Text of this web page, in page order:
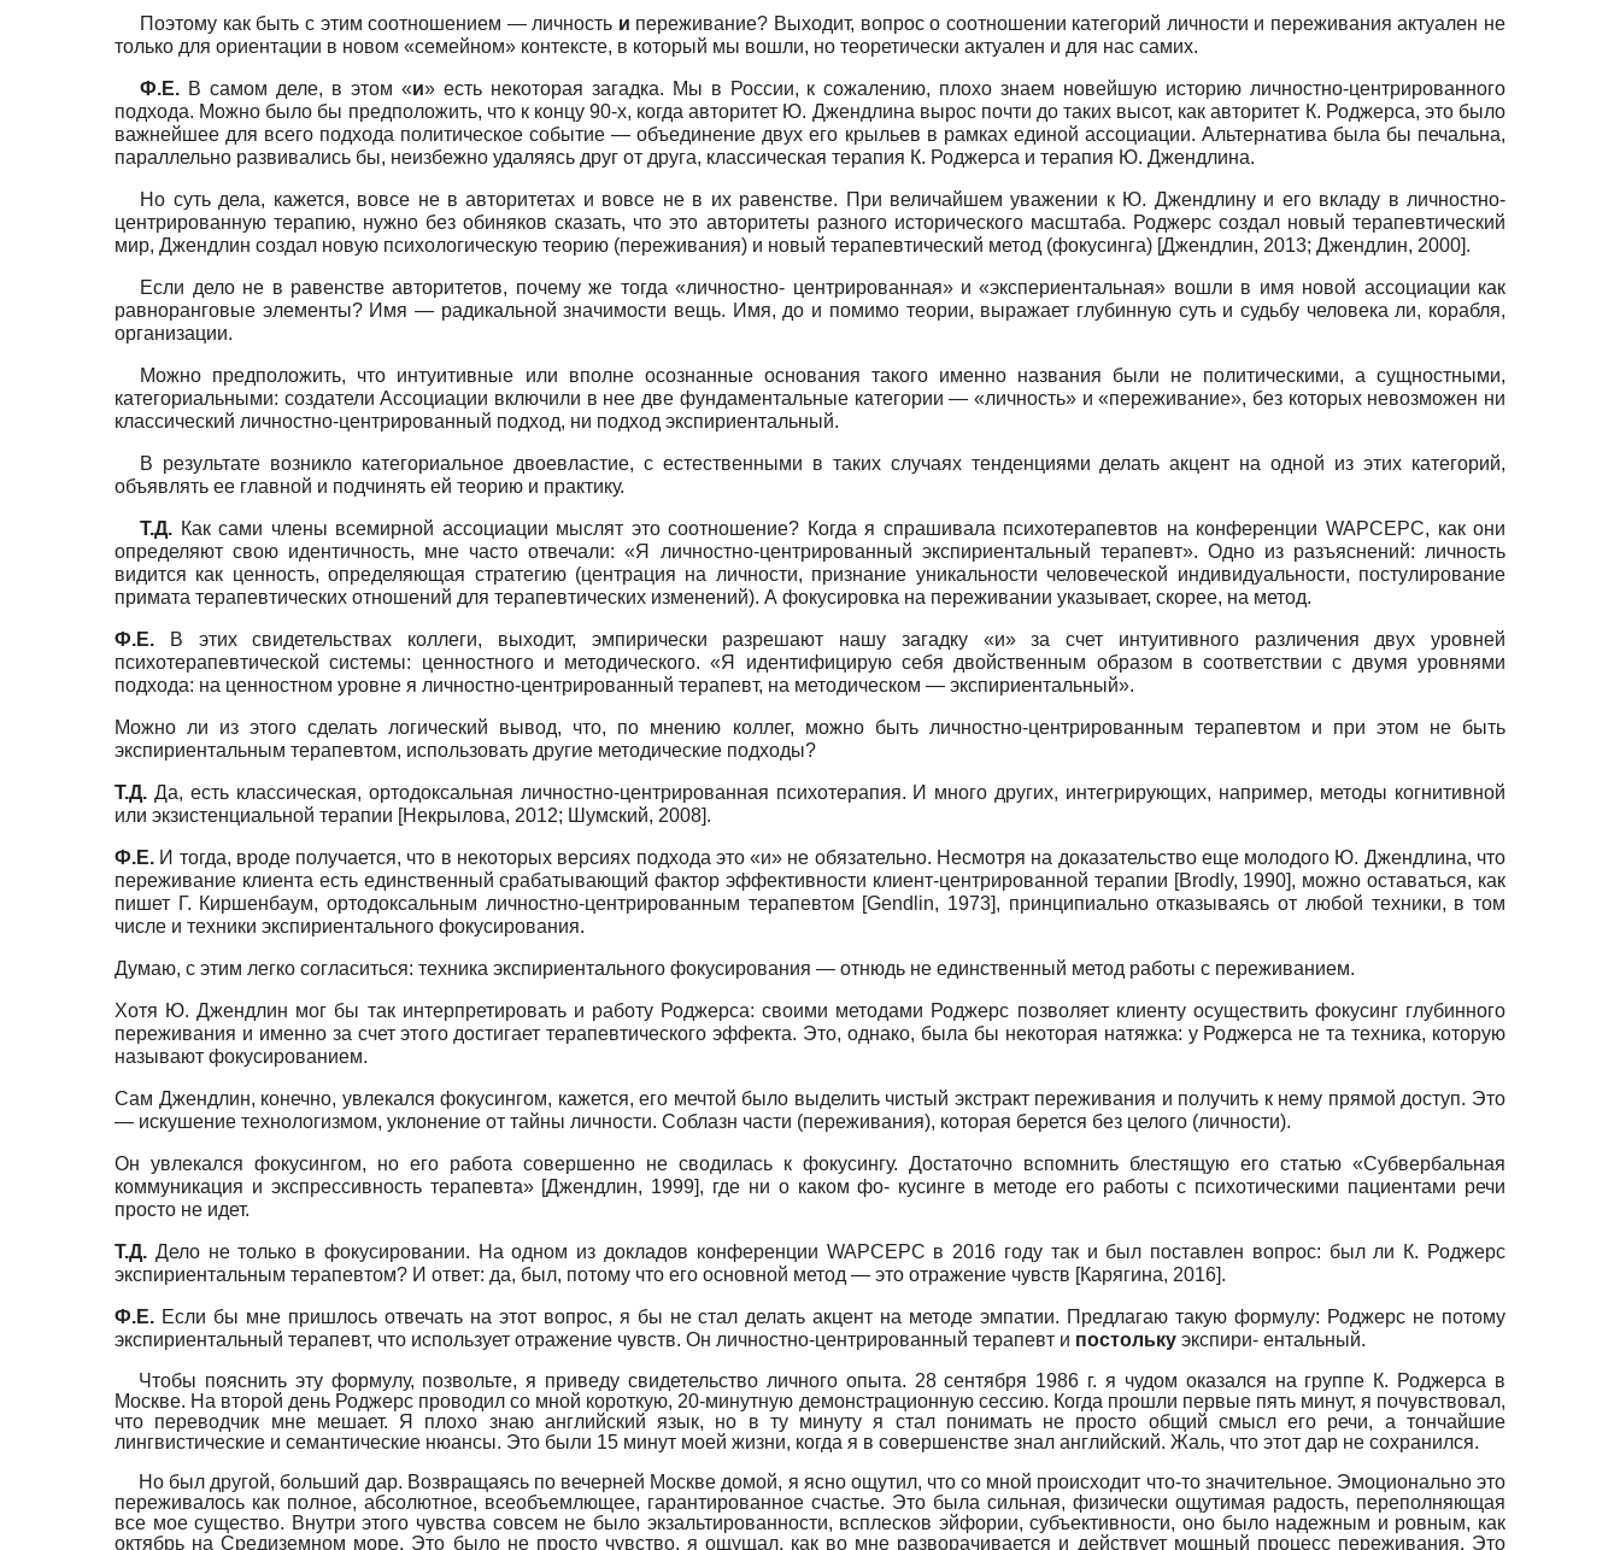
Поэтому как быть с этим соотношением — личность и переживание? Выходит, вопрос о соотношении категорий личности и переживания актуален не
только для ориентации в новом «семейном» контексте, в который мы вошли, но теоретически актуален и для нас самих.
Ф.Е. В самом деле, в этом «и» есть некоторая загадка. Мы в России, к сожалению, плохо знаем новейшую историю личностно-центрированного
подхода. Можно было бы предположить, что к концу 90-х, когда авторитет Ю. Джендлина вырос почти до таких высот, как авторитет К. Роджерса, это было
важнейшее для всего подхода политическое событие — объединение двух его крыльев в рамках единой ассоциации. Альтернатива была бы печальна,
параллельно развивались бы, неизбежно удаляясь друг от друга, классическая терапия К. Роджерса и терапия Ю. Джендлина.
Но суть дела, кажется, вовсе не в авторитетах и вовсе не в их равенстве. При величайшем уважении к Ю. Джендлину и его вкладу в лич­ностно-
центрированную терапию, нужно без обиняков сказать, что это авторитеты разного исторического масштаба. Роджерс создал новый терапевтический
мир, Джендлин создал новую психологическую теорию (переживания) и новый терапевтический метод (фокусинга) [Джендлин, 2013; Джендлин, 2000].
Если дело не в равенстве авторитетов, почему же тогда «личностно- центрированная» и «экспериентальная» вошли в имя новой ассоциации как
равноранговые элементы? Имя — радикальной значимости вещь. Имя, до и помимо теории, выражает глубинную суть и судьбу человека ли, корабля,
организации.
Можно предположить, что интуитивные или вполне осознанные основания такого именно названия были не политическими, а сущностными,
категориальными: создатели Ассоциации включили в нее две фундаментальные категории — «личность» и «переживание», без которых невозможен ни
классический личностно-центрированный подход, ни подход экспириентальный.
В результате возникло категориальное двоевластие, с естественными в таких случаях тенденциями делать акцент на одной из этих категорий,
объявлять ее главной и подчинять ей теорию и практику.
Т.Д. Как сами члены всемирной ассоциации мыслят это соотношение? Когда я спрашивала психотерапевтов на конференции WAPCEPC, как они
определяют свою идентичность, мне часто отвечали: «Я лич­ностно-центрированный экспириентальный терапевт». Одно из разъяснений: личность
видится как ценность, определяющая стратегию (центрация на личности, признание уникальности человеческой индивидуальности, постулирование
примата терапевтических отношений для терапевтических изменений). А фокусировка на переживании указывает, скорее, на метод.
Ф.Е.
В этих свидетельствах коллеги, выходит, эмпирически разрешают нашу загадку «и» за счет интуитивного различения двух уровней
психотерапевтической системы: ценностного и методического. «Я идентифицирую себя двойственным образом в соответствии с двумя уровнями
подхода: на ценностном уровне я личностно-центрированный терапевт, на методическом — экспириентальный».
Можно ли из этого сделать логический вывод, что, по мнению коллег, можно быть личностно-центрированным терапевтом и при этом не быть
экспириентальным терапевтом, использовать другие методические подходы?
Т.Д. Да, есть классическая, ортодоксальная личностно-центрированная психотерапия. И много других, интегрирующих, например, методы когнитивной
или экзистенциальной терапии [Некрылова, 2012; Шумский, 2008].
Ф.Е. И тогда, вроде получается, что в некоторых версиях подхода это «и» не обязательно. Несмотря на доказательство еще молодого Ю. Джендлина, что
переживание клиента есть единственный срабатывающий фактор эффективности клиент-центрированной терапии [Brodly, 1990], можно оставаться, как
пишет Г. Киршенбаум, ортодоксальным личностно-центрированным терапевтом [Gendlin, 1973], принципиально отказываясь от любой техники, в том
числе и техники экспириентального фокусирования.
Думаю, с этим легко согласиться: техника экспириентального фокусирования — отнюдь не единственный метод работы с переживанием.
Хотя Ю. Джендлин мог бы так интерпретировать и работу Роджер­са: своими методами Роджерс позволяет клиенту осуществить фокусинг глубинного
переживания и именно за счет этого достигает терапевтического эффекта. Это, однако, была бы некоторая натяжка: у Роджерса не та техника, которую
называют фокусированием.
Сам Джендлин, конечно, увлекался фокусингом, кажется, его мечтой было выделить чистый экстракт переживания и получить к нему прямой доступ. Это
— искушение технологизмом, уклонение от тайны личности. Соблазн части (переживания), которая берется без целого (личности).
Он увлекался фокусингом, но его работа совершенно не сводилась к фокусингу. Достаточно вспомнить блестящую его статью «Субвербаль­ная
коммуникация и экспрессивность терапевта» [Джендлин, 1999], где ни о каком фо- кусинге в методе его работы с психотическими пациентами речи
просто не идет.
Т.Д. Дело не только в фокусировании. На одном из докладов конференции WAPCEPC в 2016 году так и был поставлен вопрос: был ли К. Роджерс
экспириентальным терапевтом? И ответ: да, был, потому что его основной метод — это отражение чувств [Карягина, 2016].
Ф.Е. Если бы мне пришлось отвечать на этот вопрос, я бы не стал делать акцент на методе эмпатии. Предлагаю такую формулу: Роджерс не потому
экспириентальный терапевт, что использует отражение чувств. Он личностно-центрированный терапевт и постольку экспири- ентальный.
Чтобы пояснить эту формулу, позвольте, я приведу свидетельство личного опыта. 28 сентября 1986 г. я чудом оказался на группе К. Роджерса в
Москве. На второй день Роджерс проводил со мной короткую, 20-минутную демонстрационную сессию. Когда прошли первые пять минут, я почувствовал,
что переводчик мне мешает. Я плохо знаю английский язык, но в ту минуту я стал понимать не просто общий смысл его речи, а тончайшие
лингвистические и семантические нюансы. Это были 15 минут моей жизни, когда я в совершенстве знал английский. Жаль, что этот дар не сохранился.
Но был другой, больший дар. Возвращаясь по вечерней Москве домой, я ясно ощутил, что со мной происходит что-то значительное. Эмоционально это
переживалось как полное, абсолютное, всеобъемлющее, гарантированное счастье. Это была сильная, физически ощутимая радость, переполняющая
все мое существо. Внутри этого чувства совсем не было экзальтированности, всплесков эйфории, субъективности, оно было надежным и ровным, как
октябрь на Средиземном море. Это было не просто чувство, я ощущал, как во мне разворачивается и действует мощный процесс переживания. Это